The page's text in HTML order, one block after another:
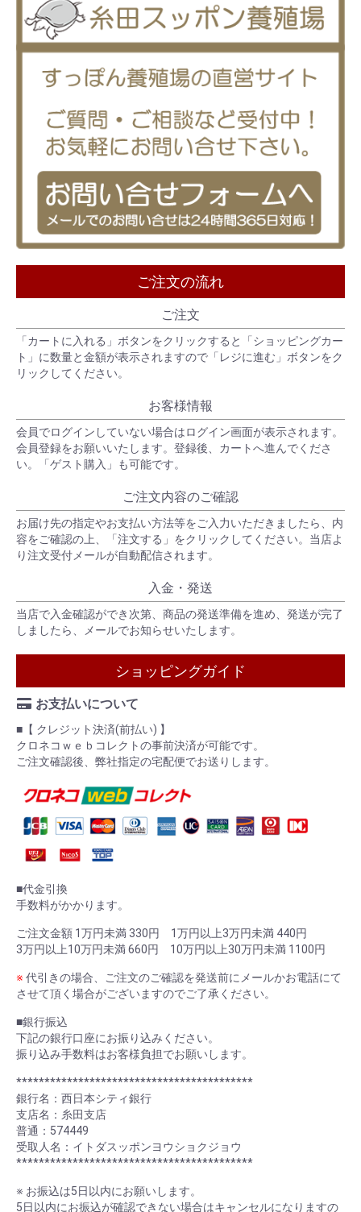
ご注文の流れ
ご注文
「カートに入れる」ボタンをクリックすると「ショッピングカー
ト」に数量と金額が表示されますので「レジに進む」ボタンをク
リックしてください。
お客様情報
会員でログインしていない場合はログイン画面が表示されます。
会員登録をお願いいたします。登録後、カートへ進んでくださ
い。「ゲスト購入」も可能です。
ご注文内容のご確認
お届け先の指定やお支払い方法等をご入力いただきましたら、内
容をご確認の上、「注文する」をクリックしてください。当店よ
り注文受付メールが自動配信されます。
入金・発送
当店で入金確認ができ次第、商品の発送準備を進め、発送が完了
しましたら、メールでお知らせいたします。
ショッピングガイド
お支払いについて
■【 クレジット決済(前払い) 】
クロネコｗｅｂコレクトの事前決済が可能です。
ご注文確認後、弊社指定の宅配便でお送りします。
■代金引換
手数料がかかります。
ご注文金額 1万円未満 330円 1万円以上3万円未満 440円
3万円以上10万円未満 660円 10万円以上30万円未満 1100円
※ 代引きの場合、ご注文のご確認を発送前にメールかお電話にて
させて頂く場合がございますのでご了承ください。
■銀行振込
下記の銀行口座にお振り込みください。
振り込み手数料はお客様負担でお願いします。
******************************************
銀行名：西日本シティ銀行
支店名：糸田支店
普通：574449
受取人名：イトダスッポンヨウショクジョウ
******************************************
※ お振込は5日以内にお願いします。
5日以内にお振込が確認できない場合はキャンセルになりますの